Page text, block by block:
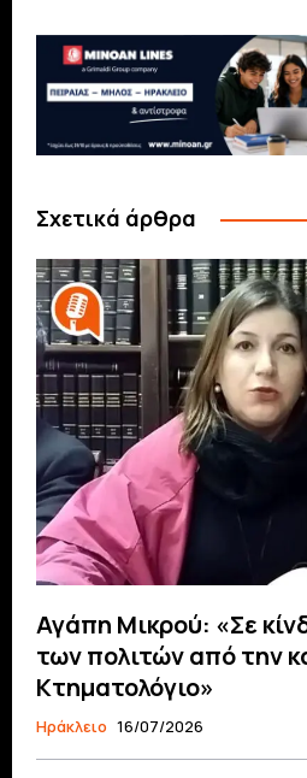
Σχετικά άρθρα
Αγάπη Μικρού: «Σε
των πολιτών από την
Κτηματολόγιο»
Ηράκλειο 16/07/2026